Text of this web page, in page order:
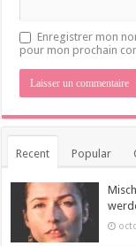
Enregistrer mon
pour mon prochain
Recent Popular